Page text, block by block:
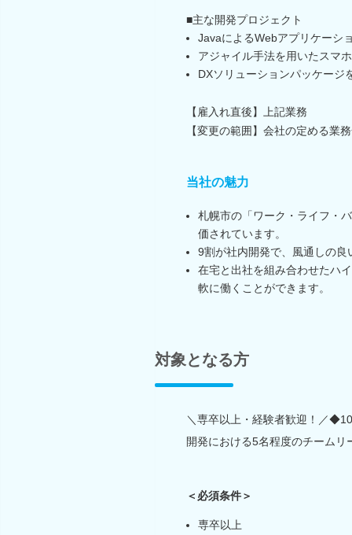
■主な開発プロジェクト
JavaによるWebアプリケーシ
アジャイル手法を用いたスマ
DXソリューションパッケージ
【雇入れ直後】上記業務
【変更の範囲】会社の定める業
当社の魅力
札幌市の「ワーク・ライフ・
価されています。
9割が社内開発で、風通しの良
在宅と出社を組み合わせたハ
軟に働くことができます。
対象となる方
＼専卒以上・経験者歓迎！／
開発における5名程度のチームリ
＜必須条件＞
専卒以上